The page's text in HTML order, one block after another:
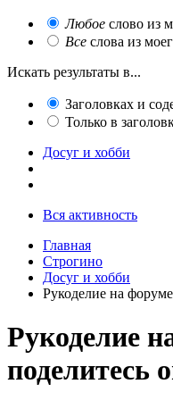
Любое слово из
Все слова из
Искать результаты в...
Заголовках и
Только в
Досуг и хобби
Вся активность
Главная
Строгино
Досуг и хобби
Рукоделие на
Рукоделие
поделитесь